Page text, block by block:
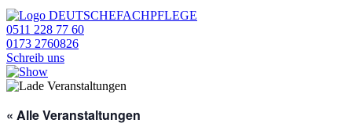
0511 228 77 60
0173 2760826
Schreib uns
« Alle Veranstaltungen